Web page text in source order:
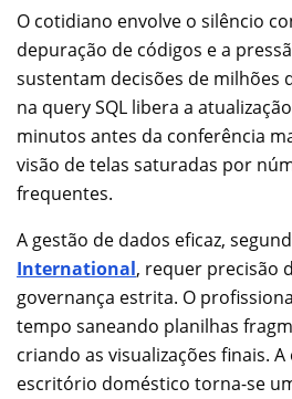
O cotidiano envolve o silêncio
depuração de códigos e a
sustentam decisões de milhões
na query SQL libera a
minutos antes da conferência
visão de telas saturadas por
frequentes.
A gestão de dados eficaz,
International, requer precisão
governança estrita. O
tempo saneando planilhas
criando as visualizações finais.
escritório doméstico torna-se